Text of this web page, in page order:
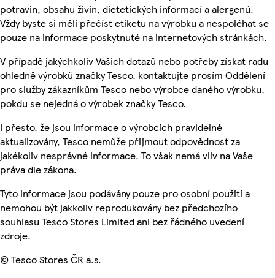
potravin, obsahu živin, dietetických informací a alergenů.
Vždy byste si měli přečíst etiketu na výrobku a nespoléhat se
pouze na informace poskytnuté na internetových stránkách.
V případě jakýchkoliv Vašich dotazů nebo potřeby získat radu
ohledně výrobků značky Tesco, kontaktujte prosím Oddělení
pro služby zákazníkům Tesco nebo výrobce daného výrobku,
pokdu se nejedná o výrobek značky Tesco.
I přesto, že jsou informace o výrobcích pravidelně
aktualizovány, Tesco nemůže přijmout odpovědnost za
jakékoliv nesprávné informace. To však nemá vliv na Vaše
práva dle zákona.
Tyto informace jsou podávány pouze pro osobní použití a
nemohou být jakkoliv reprodukovány bez předchozího
souhlasu Tesco Stores Limited ani bez řádného uvedení
zdroje.
© Tesco Stores ČR a.s.